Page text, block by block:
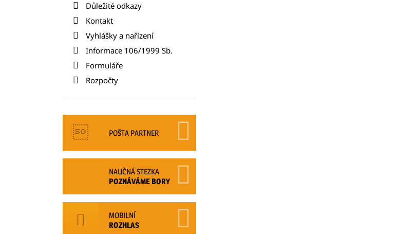
Důležité odkazy
Kontakt
Vyhlášky a nařízení
Informace 106/1999 Sb.
Formuláře
Rozpočty
POŠTA PARTNER
NAUČNÁ STEZKA
POZNÁVÁME BORY
MOBILNÍ
ROZHLAS